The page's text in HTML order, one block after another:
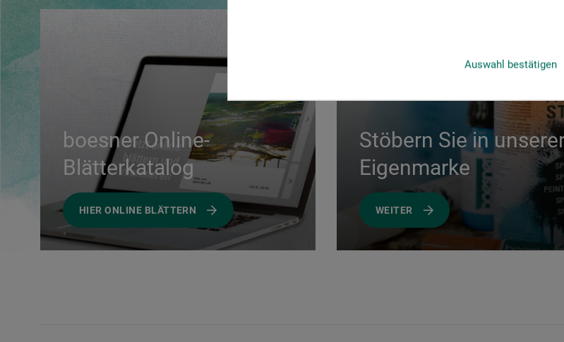
Auswahl bestätigen
boesner Online-
Blätterkatalog
HIER ONLINE BLÄTTERN
Stöbern Sie in
Eigenmarke
WEITER